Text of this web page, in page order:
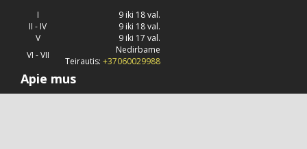
I
9 iki 18 val.
II - IV
9 iki 18 val.
V
9 iki 17 val.
VI - VII
Nedirbame
Teirautis: +37060029988
Apie mus